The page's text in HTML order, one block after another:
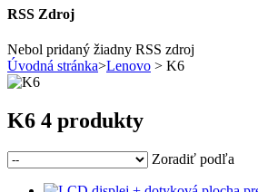
RSS Zdroj
Nebol pridaný žiadny RSS zdroj
Úvodná stránka>Lenovo > K6
K6 4 produkty
Zoradiť podľa